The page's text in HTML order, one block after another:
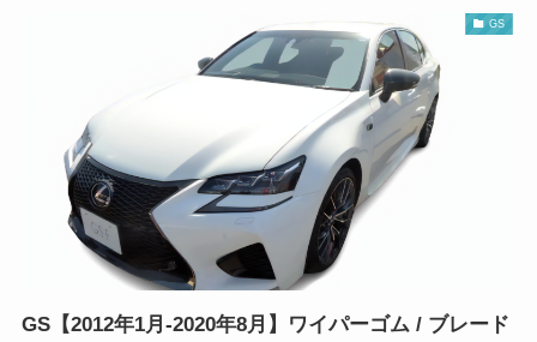
GS
GS【2012年1月-2020年8月】ワイパーゴム / ブレード